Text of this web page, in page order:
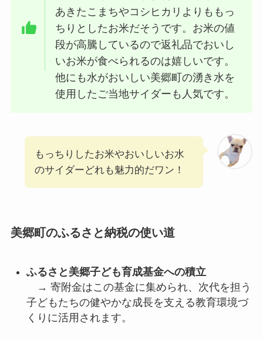
あきたこまちやコシヒカリよりももっ
ちりとしたお米だそうです。お米の値
段が高騰しているので返礼品でおいし
いお米が食べられるのは嬉しいです。
他にも水がおいしい美郷町の湧き水を
使用したご当地サイダーも人気です。
もっちりしたお米やおいしいお水
のサイダーどれも魅力的だワン！
美郷町のふるさと納税の使い道
ふるさと美郷子ども育成基金への積立
→ 寄附金はこの基金に集められ、次代を担う
子どもたちの健やかな成長を支える教育環境づ
くりに活用されます。